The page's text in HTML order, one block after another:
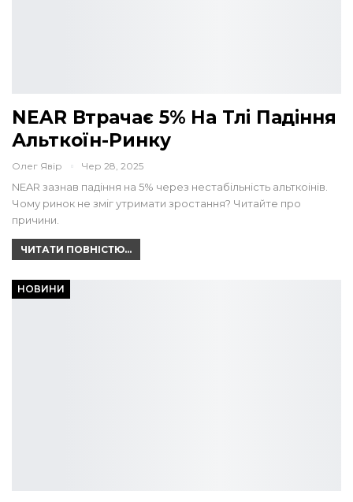
NEAR Втрачає 5% На Тлі Падіння
Альткоїн-Ринку
Олег Явір Чер 28, 2025
NEAR зазнав падіння на 5% через нестабільність альткоінів.
Чому ринок не зміг утримати зростання? Читайте про
причини.
ЧИТАТИ ПОВНІСТЮ...
НОВИНИ